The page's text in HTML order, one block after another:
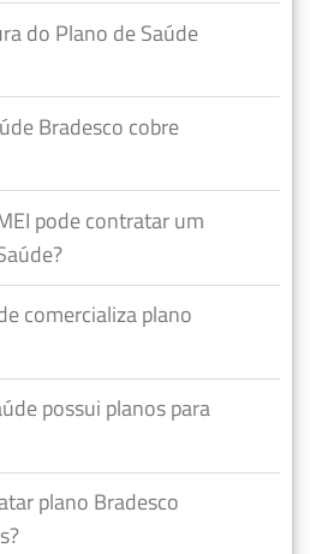
do Plano de Saúde
Bradesco cobre
pode contratar um
comercializa plano
possui planos para
plano Bradesco